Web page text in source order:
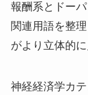
報酬系とドー
関連用語を整
がより立体的に
神経経済学カ